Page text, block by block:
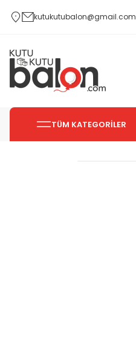
kutukutubalon@gmail.com
TÜM KATEGORİLER